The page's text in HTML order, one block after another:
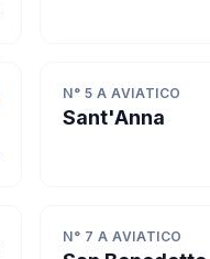
N° 5 A AVIATICO
Sant'Anna
N° 7 A AVIATICO